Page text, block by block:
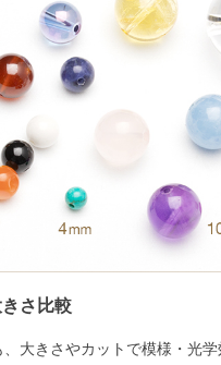
さ比較
大きさやカットで模様・光